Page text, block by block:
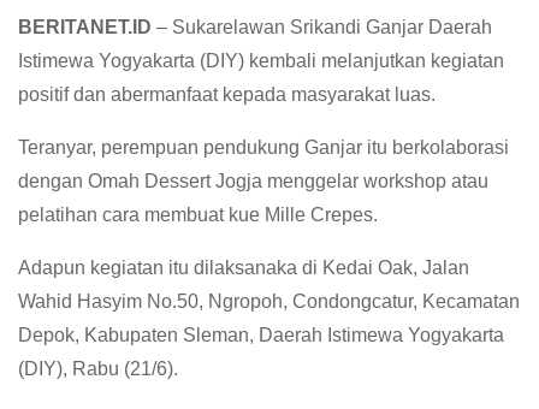
BERITANET.ID – Sukarelawan Srikandi Ganjar Daerah
Istimewa Yogyakarta (DIY) kembali melanjutkan kegiatan
positif dan abermanfaat kepada masyarakat luas.
Teranyar, perempuan pendukung Ganjar itu berkolaborasi
dengan Omah Dessert Jogja menggelar workshop atau
pelatihan cara membuat kue Mille Crepes.
Adapun kegiatan itu dilaksanaka di Kedai Oak, Jalan
Wahid Hasyim No.50, Ngropoh, Condongcatur, Kecamatan
Depok, Kabupaten Sleman, Daerah Istimewa Yogyakarta
(DIY), Rabu (21/6).